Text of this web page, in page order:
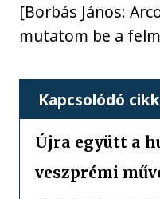
[Borbás János:
mutatom be a
Kapcsolódó cikk
Újra együtt a
veszprémi